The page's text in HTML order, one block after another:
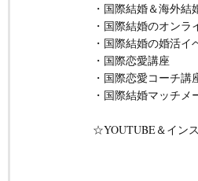
・国際結婚＆海外結
・国際結婚のオンラ
・国際結婚の婚活イ
・国際恋愛講座
・国際恋愛コーチ講
・国際結婚マッチメ
☆YOUTUBE＆イン